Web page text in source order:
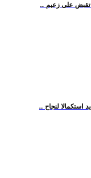
تقبض على زعيم
استكمالا لنجاح